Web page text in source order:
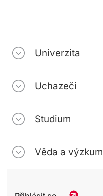
Univerzita
Uchazeči
Studium
Věda a výzkum